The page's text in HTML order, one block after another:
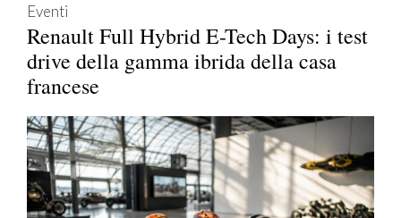
Eventi
Renault Full Hybrid E-Tech Days: i test
drive della gamma ibrida della casa
francese